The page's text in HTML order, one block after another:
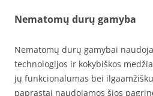
Nematomų durų gamyba
Nematomų durų gamybai
technologijos ir kokybiškos
jų funkcionalumas bei
paprastai naudojamos šios